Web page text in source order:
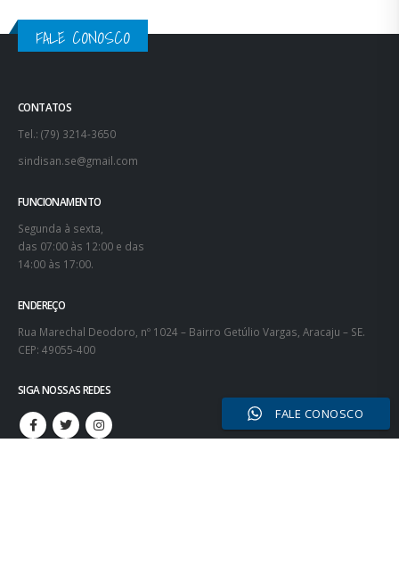
FALE CONOSCO
CONTATOS
Tel.: (79) 3214-3650
sindisan.se@gmail.com
FUNCIONAMENTO
Segunda à sexta,
das 07:00 às 12:00 e das
14:00 às 17:00.
ENDEREÇO
Rua Marechal Deodoro, nº 1024 – Bairro Getúlio Vargas, Aracaju – SE.
CEP: 49055-400
SIGA NOSSAS REDES
FALE CONOSCO